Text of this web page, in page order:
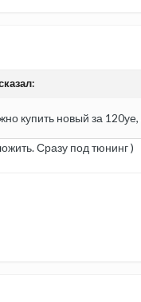
купить новый за
Сразу под тюнинг )